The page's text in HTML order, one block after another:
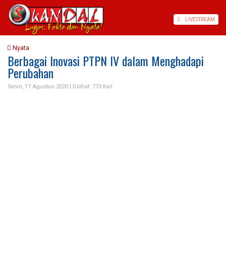
LIVESTREAM
Nyata
Berbagai Inovasi PTPN IV dalam Menghadapi
Perubahan
Senin, 17 Agustus 2020 | Dilihat: 773 Kali